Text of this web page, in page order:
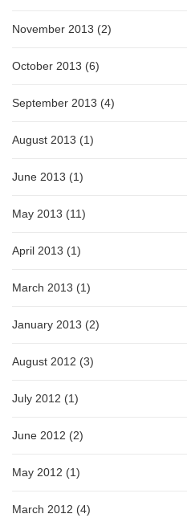
November 2013 (2)
October 2013 (6)
September 2013 (4)
August 2013 (1)
June 2013 (1)
May 2013 (11)
April 2013 (1)
March 2013 (1)
January 2013 (2)
August 2012 (3)
July 2012 (1)
June 2012 (2)
May 2012 (1)
March 2012 (4)